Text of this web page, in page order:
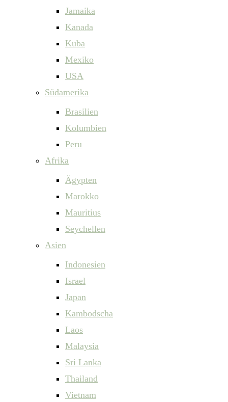
Jamaika
Kanada
Kuba
Mexiko
USA
Südamerika
Brasilien
Kolumbien
Peru
Afrika
Ägypten
Marokko
Mauritius
Seychellen
Asien
Indonesien
Israel
Japan
Kambodscha
Laos
Malaysia
Sri Lanka
Thailand
Vietnam